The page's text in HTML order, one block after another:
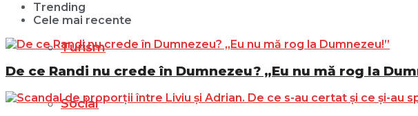
Turism
Social
Trending
Cele mai recente
De ce Randi nu crede în Dumnezeu? „Eu nu mă rog la